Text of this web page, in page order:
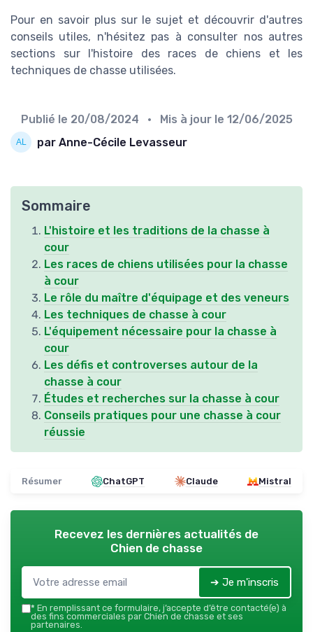
Pour en savoir plus sur le sujet et découvrir d'autres
conseils utiles, n'hésitez pas à consulter nos autres
sections sur l'histoire des races de chiens et les
techniques de chasse utilisées.
Publié le 20/08/2024 • Mis à jour le 12/06/2025
par Anne-Cécile Levasseur
Sommaire
L'histoire et les traditions de la chasse à
cour
Les races de chiens utilisées pour la chasse
à cour
Le rôle du maître d'équipage et des veneurs
Les techniques de chasse à cour
L'équipement nécessaire pour la chasse à
cour
Les défis et controverses autour de la
chasse à cour
Études et recherches sur la chasse à cour
Conseils pratiques pour une chasse à cour
réussie
Résumer ChatGPT Claude Mistral
Recevez les dernières actualités de
Chien de chasse
➔ Je m'inscris
* En remplissant ce formulaire, j’accepte d’être contacté(e) à
des fins commerciales par Chien de chasse et ses
partenaires.